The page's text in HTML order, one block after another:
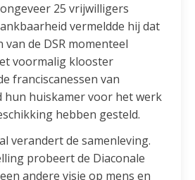
25 vrijwilligers
vermeldde hij dat
de DSR momenteel
voormalig klooster
franciscanessen van
hun huiskamer voor het werk
hebben gesteld.
verandert de samenleving.
probeert de Diaconale
andere visie op mens en